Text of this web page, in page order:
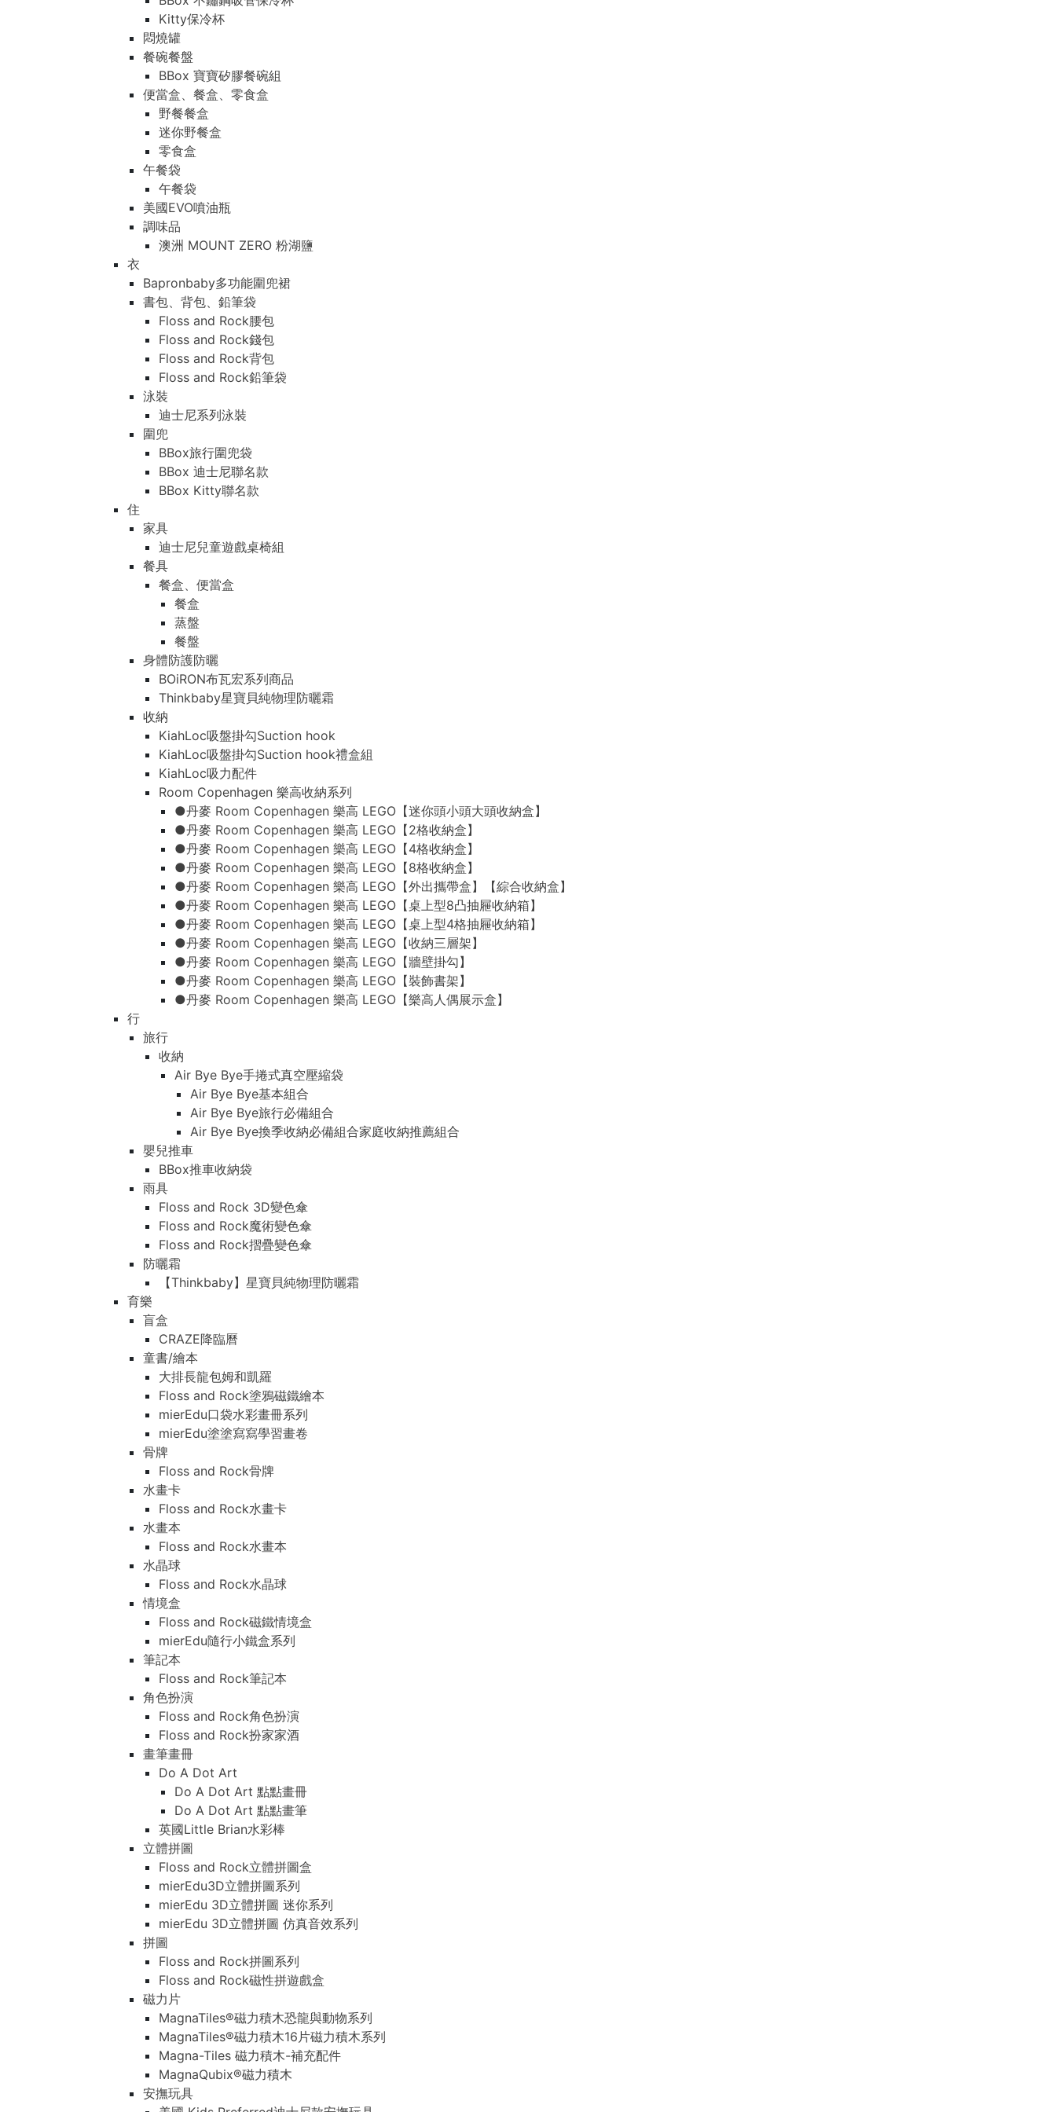
Kitty保冷杯
悶燒罐
餐碗餐盤
BBox 寶寶矽膠餐碗組
便當盒、餐盒、零食盒
野餐餐盒
迷你野餐盒
零食盒
午餐袋
午餐袋
美國EVO噴油瓶
調味品
澳洲 MOUNT ZERO 粉湖鹽
衣
Bapronbaby多功能圍兜裙
書包、背包、鉛筆袋
Floss and Rock腰包
Floss and Rock錢包
Floss and Rock背包
Floss and Rock鉛筆袋
泳裝
迪士尼系列泳裝
圍兜
BBox旅行圍兜袋
BBox 迪士尼聯名款
BBox Kitty聯名款
住
家具
迪士尼兒童遊戲桌椅組
餐具
餐盒、便當盒
餐盒
蒸盤
餐盤
身體防護防曬
BOiRON布瓦宏系列商品
Thinkbaby星寶貝純物理防曬霜
收納
KiahLoc吸盤掛勾Suction hook
KiahLoc吸盤掛勾Suction hook禮盒組
KiahLoc吸力配件
Room Copenhagen 樂高收納系列
●丹麥 Room Copenhagen 樂高 LEGO【迷你頭小頭大頭收納盒】
●丹麥 Room Copenhagen 樂高 LEGO【2格收納盒】
●丹麥 Room Copenhagen 樂高 LEGO【4格收納盒】
●丹麥 Room Copenhagen 樂高 LEGO【8格收納盒】
●丹麥 Room Copenhagen 樂高 LEGO【外出攜帶盒】【綜合收納盒】
●丹麥 Room Copenhagen 樂高 LEGO【桌上型8凸抽屜收納箱】
●丹麥 Room Copenhagen 樂高 LEGO【桌上型4格抽屜收納箱】
●丹麥 Room Copenhagen 樂高 LEGO【收納三層架】
●丹麥 Room Copenhagen 樂高 LEGO【牆壁掛勾】
●丹麥 Room Copenhagen 樂高 LEGO【裝飾書架】
●丹麥 Room Copenhagen 樂高 LEGO【樂高人偶展示盒】
行
旅行
收納
Air Bye Bye手捲式真空壓縮袋
Air Bye Bye基本組合
Air Bye Bye旅行必備組合
Air Bye Bye換季收納必備組合家庭收納推薦組合
嬰兒推車
BBox推車收納袋
雨具
Floss and Rock 3D變色傘
Floss and Rock魔術變色傘
Floss and Rock摺疊變色傘
防曬霜
【Thinkbaby】星寶貝純物理防曬霜
育樂
盲盒
CRAZE降臨曆
童書/繪本
大排長龍包姆和凱羅
Floss and Rock塗鴉磁鐵繪本
mierEdu口袋水彩畫冊系列
mierEdu塗塗寫寫學習畫卷
骨牌
Floss and Rock骨牌
水畫卡
Floss and Rock水畫卡
水畫本
Floss and Rock水畫本
水晶球
Floss and Rock水晶球
情境盒
Floss and Rock磁鐵情境盒
mierEdu隨行小鐵盒系列
筆記本
Floss and Rock筆記本
角色扮演
Floss and Rock角色扮演
Floss and Rock扮家家酒
畫筆畫冊
Do A Dot Art
Do A Dot Art 點點畫冊
Do A Dot Art 點點畫筆
英國Little Brian水彩棒
立體拼圖
Floss and Rock立體拼圖盒
mierEdu3D立體拼圖系列
mierEdu 3D立體拼圖 迷你系列
mierEdu 3D立體拼圖 仿真音效系列
拼圖
Floss and Rock拼圖系列
Floss and Rock磁性拼遊戲盒
磁力片
MagnaTiles®磁力積木恐龍與動物系列
MagnaTiles®磁力積木16片磁力積木系列
Magna-Tiles 磁力積木-補充配件
MagnaQubix®磁力積木
安撫玩具